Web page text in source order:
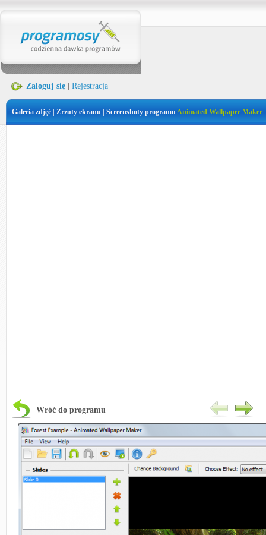
Zaloguj się Rejestracja
Galeria zdjęć | Zrzuty ekranu | Screenshoty programuAnimated Wallpaper Maker
Wróć do programu